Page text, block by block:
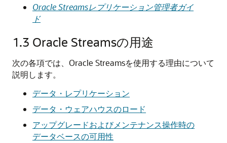
Oracle Streamsレプリケーション管理者ガイ
ド
1.3 Oracle Streamsの用途
次の各項では、Oracle Streamsを使用する理由について
説明します。
データ・レプリケーション
データ・ウェアハウスのロード
アップグレードおよびメンテナンス操作時の
データベースの可用性